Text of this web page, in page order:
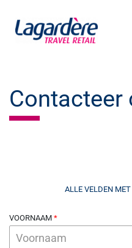
Ga naar inhoud
Contacteer
ALLE VELDEN
VOORNAAM